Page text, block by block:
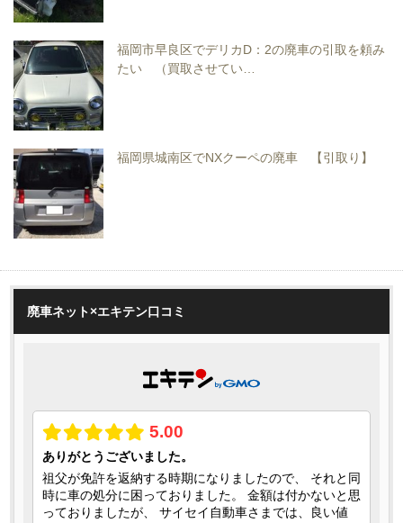
福岡市早良区でデリカD：2の廃車の引取を頼み
たい （買取させてい…
福岡県城南区でNXクーペの廃車 【引取り】
廃車ネット×エキテン口コミ